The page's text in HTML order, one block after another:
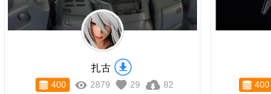
扎古
400 2879 29 82 400